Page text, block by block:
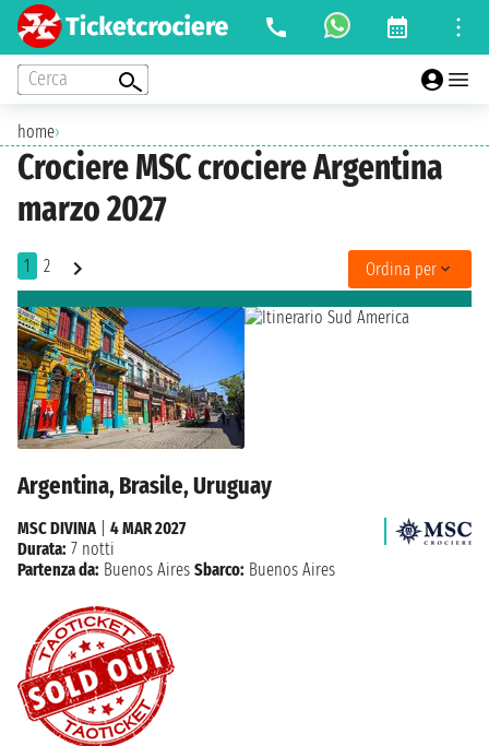
Cerca
home›
Crociere MSC crociere Argentina
marzo 2027
1 2 Ordina per
Argentina, Brasile, Uruguay
MSC DIVINA
4 MAR 2027
Durata: 7 notti
Partenza da: Buenos Aires Sbarco: Buenos Aires